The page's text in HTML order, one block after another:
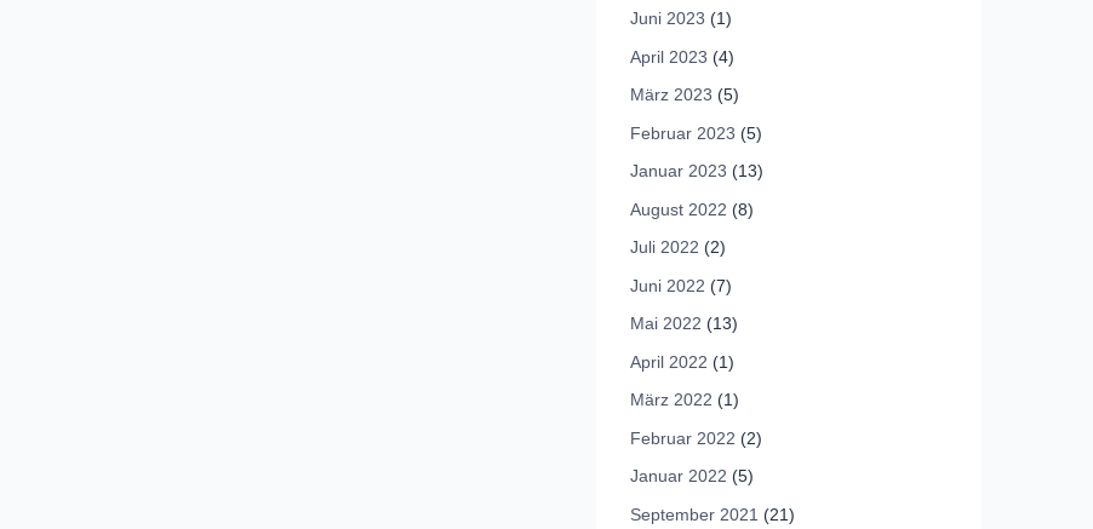
Juni 2023 (1)
April 2023 (4)
März 2023 (5)
Februar 2023 (5)
Januar 2023 (13)
August 2022 (8)
Juli 2022 (2)
Juni 2022 (7)
Mai 2022 (13)
April 2022 (1)
März 2022 (1)
Februar 2022 (2)
Januar 2022 (5)
September 2021 (21)